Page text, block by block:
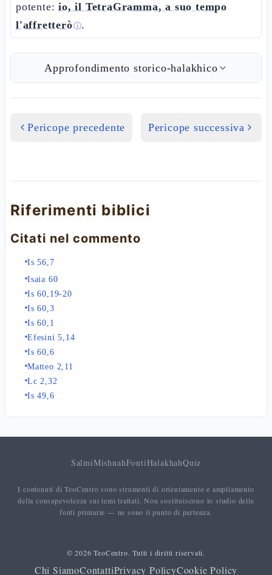
potente:io, il TetraGramma, a suo tempo
l'affretteròⓘ.
Approfondimento storico-halakhico
Pericope precedente Pericope successiva
Riferimenti biblici
Citati nel commento
Is 56,7
Isaia 60
Is 60,19-20
Is 60,3
Is 60,1
Efesini 5,14
Is 60,6
Matteo 2,11
Lc 2,32
Is 49,6
SalmiMishnahFontiHalakhahQuiz
I contenuti di TeoCentro sono strumenti di orientamento e ampliamento
della consapevolezza sui temi trattati. Non sostituiscono lo studio delle
fonti primarie — ne sono il punto di partenza.
© 2026 TeoCentro. Tutti i diritti riservati.
Chi SiamoContattiPrivacy PolicyCookie Policy